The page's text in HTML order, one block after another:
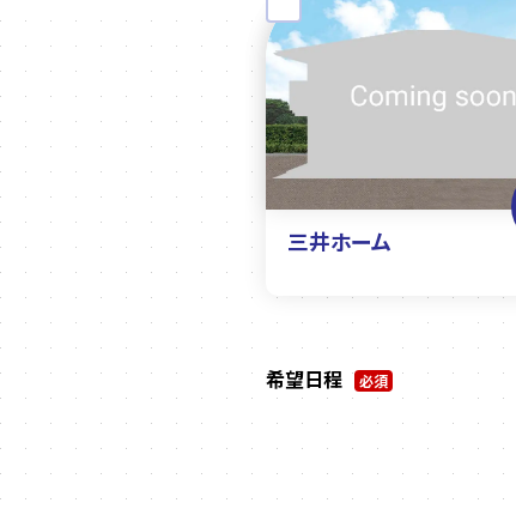
三井ホーム
希望日程 必須